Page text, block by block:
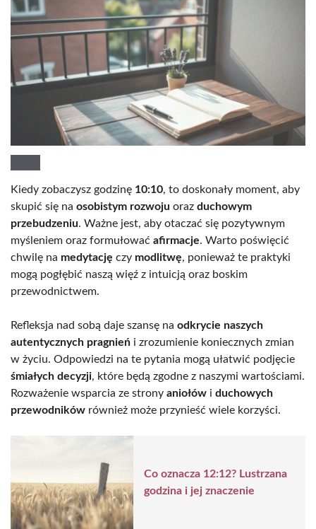
Kiedy zobaczysz godzinę 10:10, to doskonały moment, aby
skupić się na osobistym rozwoju oraz duchowym
przebudzeniu. Ważne jest, aby otaczać się pozytywnym
myśleniem oraz formułować afirmacje. Warto poświęcić
chwilę na medytację czy modlitwę, ponieważ te praktyki
mogą pogłębić naszą więź z intuicją oraz boskim
przewodnictwem.
Refleksja nad sobą daje szansę na odkrycie naszych
autentycznych pragnień i zrozumienie koniecznych zmian
w życiu. Odpowiedzi na te pytania mogą ułatwić podjęcie
śmiałych decyzji, które będą zgodne z naszymi wartościami.
Rozważenie wsparcia ze strony aniołów i duchowych
przewodników również może przynieść wiele korzyści.
Co oznacza 12:12? Lustrzana
godzina i jej znaczenie